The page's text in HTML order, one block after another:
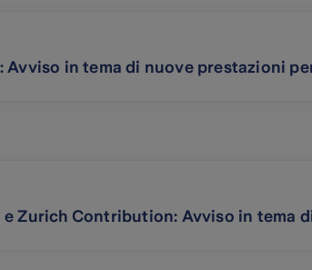
Avviso in tema di nuove prestazioni
Zurich Contribution: Avviso in tema